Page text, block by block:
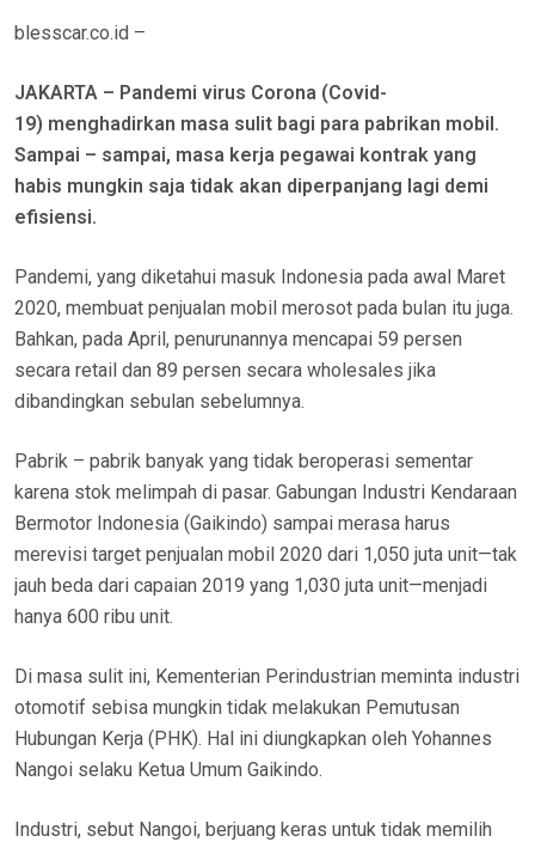
blesscar.co.id –
JAKARTA – Pandemi virus Corona (Covid-
19) menghadirkan masa sulit bagi para pabrikan mobil.
Sampai – sampai, masa kerja pegawai kontrak yang
habis mungkin saja tidak akan diperpanjang lagi demi
efisiensi.
Pandemi, yang diketahui masuk Indonesia pada awal Maret
2020, membuat penjualan mobil merosot pada bulan itu juga.
Bahkan, pada April, penurunannya mencapai 59 persen
secara retail dan 89 persen secara wholesales jika
dibandingkan sebulan sebelumnya.
Pabrik – pabrik banyak yang tidak beroperasi sementar
karena stok melimpah di pasar. Gabungan Industri Kendaraan
Bermotor Indonesia (Gaikindo) sampai merasa harus
merevisi target penjualan mobil 2020 dari 1,050 juta unit—tak
jauh beda dari capaian 2019 yang 1,030 juta unit—menjadi
hanya 600 ribu unit.
Di masa sulit ini, Kementerian Perindustrian meminta industri
otomotif sebisa mungkin tidak melakukan Pemutusan
Hubungan Kerja (PHK). Hal ini diungkapkan oleh Yohannes
Nangoi selaku Ketua Umum Gaikindo.
Industri, sebut Nangoi, berjuang keras untuk tidak memilih